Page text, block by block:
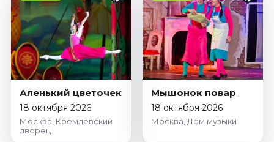
Аленький цветочек
18 октября 2026
Москва, Кремлёвский
дворец
Мышонок повар
18 октября 2026
Москва, Дом музыки